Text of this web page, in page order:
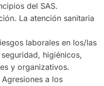
del SAS.
La atención sanitaria
laborales en los/las
higiénicos,
y organizativos.
a los